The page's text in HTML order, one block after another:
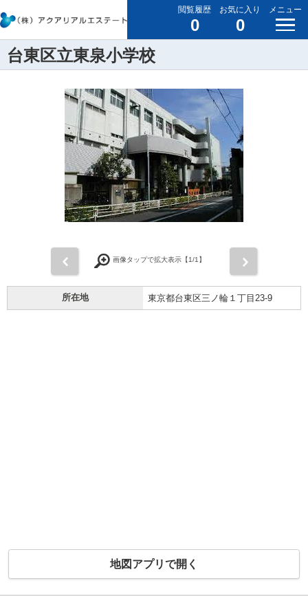
閲覧履歴
0
お気に入り
0
メニュー
台東区立東泉小学校
画像タップで拡大表示【1/1】
所在地 東京都台東区三ノ輪１丁目23-9
地図アプリで開く